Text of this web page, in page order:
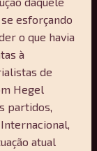
esforçando
o que havia
à
de
Hegel
partidos,
atual